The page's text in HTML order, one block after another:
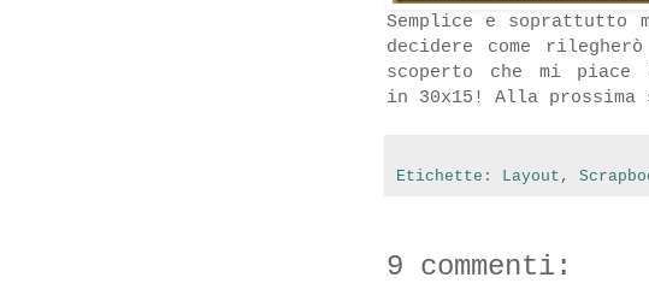
Semplice e soprattutto
decidere come
scoperto che mi piace
in 30x15! Alla
Etichette: Layout ,
9 commenti: